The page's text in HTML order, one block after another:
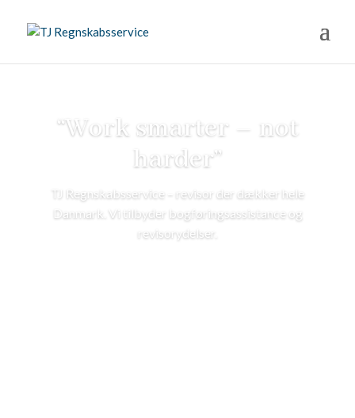
“Work smarter – not
harder”
TJ Regnskabsservice – revisor der dækker hele
Danmark. Vi tilbyder bogføringsassistance og
revisorydelser.